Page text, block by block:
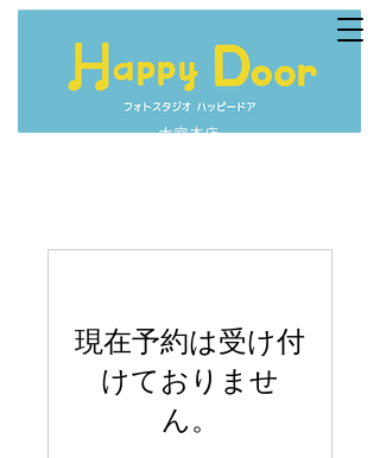
大宮本店
現在予約は受け付
けておりませ
ん。